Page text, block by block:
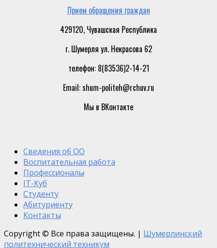
Прием обращения граждан
429120, Чувашская Республика
г. Шумерля ул. Некрасова 62
телефон: 8(83536)2-14-21
Email: shum-politeh@rchuv.ru
Мы в ВКонтакте
Сведения об ОО
Воспитательная работа
Профессионалы
IT-Куб
Студенту
Абитуриенту
Контакты
Copyright © Все права защищены. | Шумерлинский
политехнический техникум